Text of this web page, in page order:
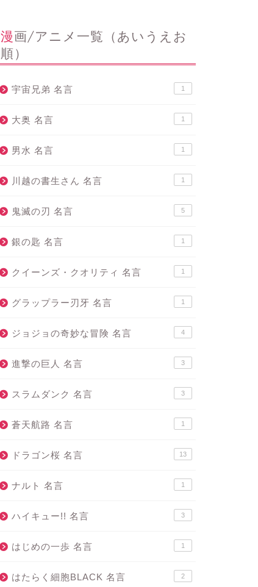
漫画/アニメ一覧（あいうえお
順）
宇宙兄弟 名言 1
大奥 名言 1
男水 名言 1
川越の書生さん 名言 1
鬼滅の刃 名言 5
銀の匙 名言 1
クイーンズ・クオリティ 名言 1
グラップラー刃牙 名言 1
ジョジョの奇妙な冒険 名言 4
進撃の巨人 名言 3
スラムダンク 名言 3
蒼天航路 名言 1
ドラゴン桜 名言 13
ナルト 名言 1
ハイキュー!! 名言 3
はじめの一歩 名言 1
はたらく細胞BLACK 名言 2